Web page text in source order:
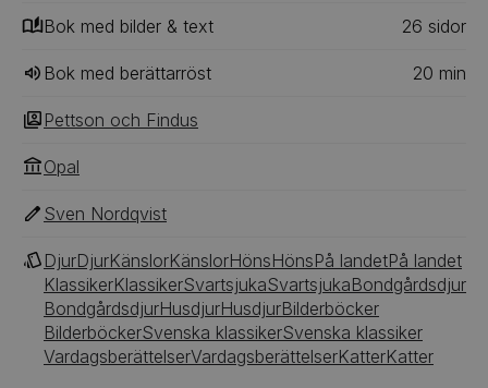
regler. Då mår tuppen inte bra och lämnar gården.
Hönsen tror nog att tuppen kommer att klara sig på
egen hand, och så ser de fram emot de små
kycklingarna som ligger i äggen.
Bok med bilder & text 26 ‎‎ sidor
Bok med berättarröst 20 min
Pettson och Findus
Opal
Sven Nordqvist
DjurDjurKänslorKänslorHönsHönsPå landetPå landet
KlassikerKlassikerSvartsjukaSvartsjukaBondgårdsdjur
BondgårdsdjurHusdjurHusdjurBilderböcker
BilderböckerSvenska klassikerSvenska klassiker
VardagsberättelserVardagsberättelserKatterKatter